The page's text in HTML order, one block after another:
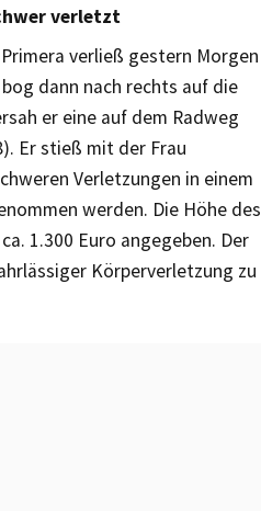
verletzt
verließ gestern Morgen
dann nach rechts auf die
er eine auf dem Radweg
Er stieß mit der Frau
Verletzungen in einem
werden. Die Höhe des
1.300 Euro angegeben. Der
Körperverletzung zu